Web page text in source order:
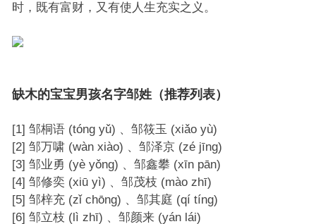
时，既有富财，又有使人生充实之义。
缺木的宝宝男孩名字邹姓（推荐列表）
[1] 邹桐语 (tóng yǔ) 、邹筱玉 (xiǎo yù)
[2] 邹万啸 (wàn xiào) 、邹泽京 (zé jīng)
[3] 邹业勇 (yè yǒng) 、邹鑫攀 (xīn pān)
[4] 邹修奕 (xiū yì) 、邹茂枝 (mào zhī)
[5] 邹梓充 (zǐ chōng) 、邹其庭 (qí tíng)
[6] 邹立枝 (lì zhī) 、邹颜来 (yán lái)